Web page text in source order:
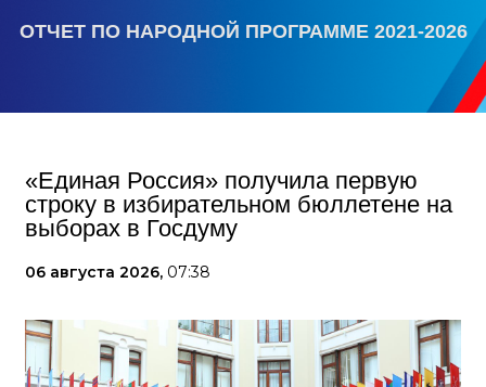
ОТЧЕТ ПО НАРОДНОЙ ПРОГРАММЕ 2021-2026
«Единая Россия» получила первую
строку в избирательном бюллетене на
выборах в Госдуму
06 августа 2026, 07:38